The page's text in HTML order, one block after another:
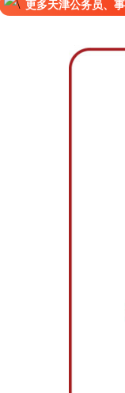
更多天津公务员、